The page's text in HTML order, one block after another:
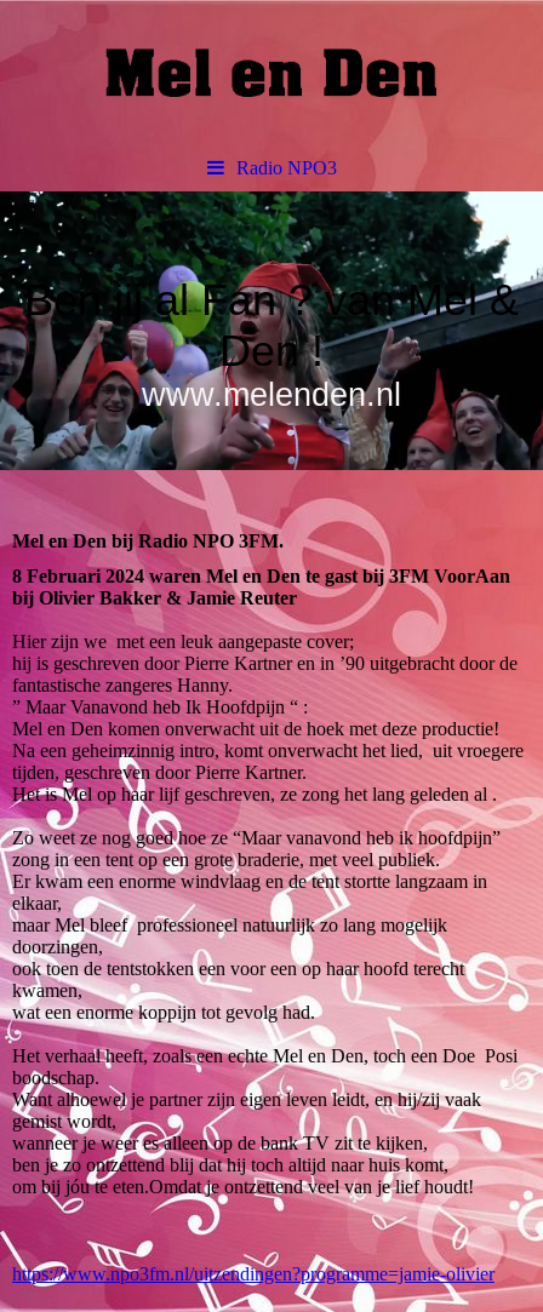
Radio NPO3
Ben jij al Fan ? van Mel &
Den !
www.melenden.nl
Mel en Den bij Radio NPO 3FM.
8 Februari 2024 waren Mel en Den te gast bij 3FM VoorAan
bij Olivier Bakker & Jamie Reuter
Hier zijn we met een leuk aangepaste cover;
hij is geschreven door Pierre Kartner en in ’90 uitgebracht door de
fantastische zangeres Hanny.
” Maar Vanavond heb Ik Hoofdpijn “ :
Mel en Den komen onverwacht uit de hoek met deze productie!
Na een geheimzinnig intro, komt onverwacht het lied, uit vroegere
tijden, geschreven door Pierre Kartner.
Het is Mel op haar lijf geschreven, ze zong het lang geleden al .
Zo weet ze nog goed hoe ze “Maar vanavond heb ik hoofdpijn”
zong in een tent op een grote braderie, met veel publiek.
Er kwam een enorme windvlaag en de tent stortte langzaam in
elkaar,
maar Mel bleef professioneel natuurlijk zo lang mogelijk
doorzingen,
ook toen de tentstokken een voor een op haar hoofd terecht
kwamen,
wat een enorme koppijn tot gevolg had.
Het verhaal heeft, zoals een echte Mel en Den, toch een Doe Posi
boodschap.
Want alhoewel je partner zijn eigen leven leidt, en hij/zij vaak
gemist wordt,
wanneer je weer es alleen op de bank TV zit te kijken,
ben je zo ontzettend blij dat hij toch altijd naar huis komt,
om bij jóu te eten.Omdat je ontzettend veel van je lief houdt!
https://www.npo3fm.nl/uitzendingen?programme=jamie-olivier